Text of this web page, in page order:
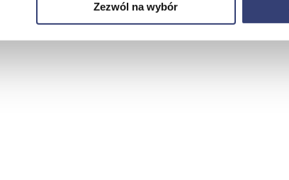
Zezwól na wybór